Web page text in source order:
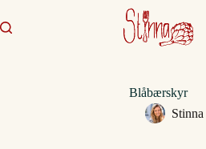
til
indhold
Blåbærskyr
Stinna